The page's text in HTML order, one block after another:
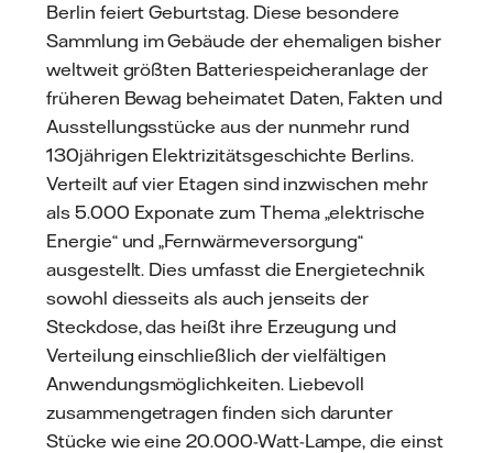
Berlin feiert Geburtstag. Diese besondere
Sammlung im Gebäude der ehemaligen bisher
weltweit größten Batteriespeicheranlage der
früheren Bewag beheimatet Daten, Fakten und
Ausstellungsstücke aus der nunmehr rund
130jährigen Elektrizitätsgeschichte Berlins.
Verteilt auf vier Etagen sind inzwischen mehr
als 5.000 Exponate zum Thema „elektrische
Energie“ und „Fernwärmeversorgung“
ausgestellt. Dies umfasst die Energietechnik
sowohl diesseits als auch jenseits der
Steckdose, das heißt ihre Erzeugung und
Verteilung einschließlich der vielfältigen
Anwendungsmöglichkeiten. Liebevoll
zusammengetragen finden sich darunter
Stücke wie eine 20.000-Watt-Lampe, die einst